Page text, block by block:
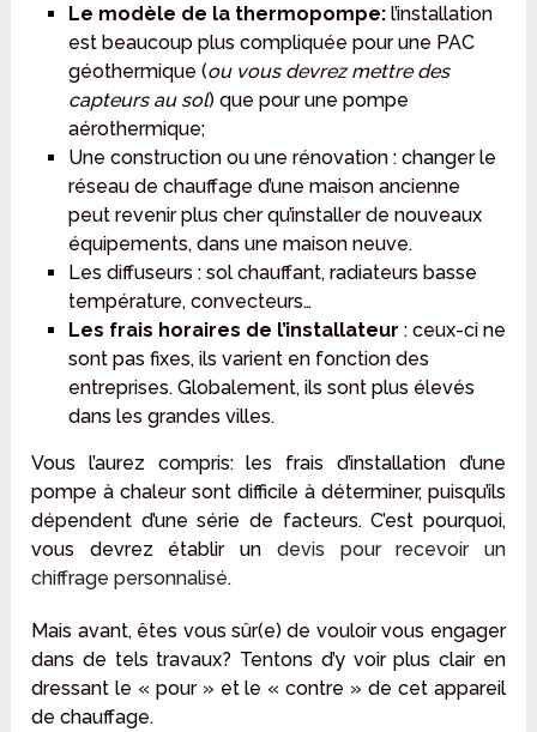
Le modèle de la thermopompe:l’installation
est beaucoup plus compliquée pour une PAC
géothermique (ou vous devrez mettre des
capteurs au sol) que pour une pompe
aérothermique;
Une construction ou une rénovation : changer le
réseau de chauffage d’une maison ancienne
peut revenir plus cher qu’installer de nouveaux
équipements, dans une maison neuve.
Les diffuseurs : sol chauffant, radiateurs basse
température, convecteurs…
Les frais horaires de l’installateur : ceux-ci ne
sont pas fixes, ils varient en fonction des
entreprises. Globalement, ils sont plus élevés
dans les grandes villes.
Vous l’aurez compris: les frais d’installation d’une
pompe à chaleur sont difficile à déterminer, puisqu’ils
dépendent d’une série de facteurs. C’est pourquoi,
vous devrez établir un devis pour recevoir un
chiffrage personnalisé.
Mais avant, êtes vous sûr(e) de vouloir vous engager
dans de tels travaux? Tentons d’y voir plus clair en
dressant le « pour » et le « contre » de cet appareil
de chauffage.